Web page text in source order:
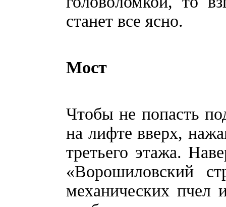
станет все ясно.
Мост
Чтобы не попасть
на лифте вверх,
третьего этажа.
«Ворошиловский
механических пчел